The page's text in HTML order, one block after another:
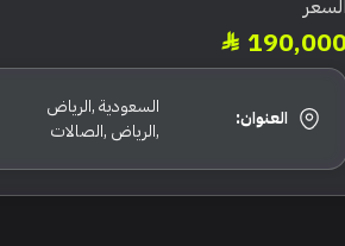
العنوان:
السعودية ,الرياض
,الرياض ,الصالات